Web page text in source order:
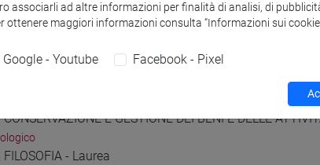
Moodle
E GESTIONE DEI BENI E DELLE
FILOSOFIA - Laurea
associarli ad altre informazioni per finalità di analisi, di
ottenere maggiori informazioni consulta “Informazioni sui
Google - Youtube Facebook - Pixel